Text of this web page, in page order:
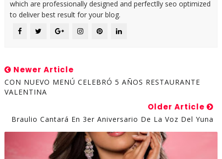
which are professionally designed and perfectlly seo optimized
to deliver best result for your blog.
Newer Article
CON NUEVO MENÚ CELEBRÓ 5 AÑOS RESTAURANTE
VALENTINA
Older Article
Braulio Cantará En 3er Aniversario De La Voz Del Yuna